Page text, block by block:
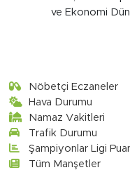
ve Ekonomi
Nöbetçi Eczaneler
Hava Durumu
Namaz Vakitleri
Trafik Durumu
Şampiyonlar Ligi
Tüm Manşetler